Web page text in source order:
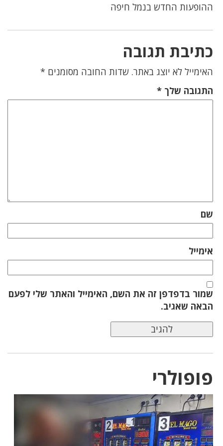
ההופעות החדש בנמל חיפה
כתיבת תגובה
האימייל לא יוצג באתר. שדות החובה מסומנים *
התגובה שלך *
שם
אימייל
שמור בדפדפן זה את השם, האימייל והאתר שלי לפעם
הבאה שאגיב.
פופולרי